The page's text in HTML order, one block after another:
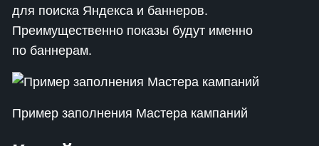
для поиска Яндекса и баннеров.
Преимущественно показы будут именно
по баннерам.
Пример заполнения Мастера кампаний